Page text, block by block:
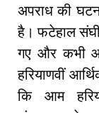
अपराध की
है। फटेहाल
गए और कभी
हरियाणवीं
कि आम